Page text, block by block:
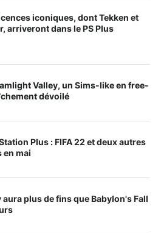
iconiques, dont Tekken et
arriveront dans le PS Plus
Valley, un Sims-like en free-
dévoilé
Plus : FIFA 22 et deux autres
en mai
aura plus de fins que Babylon's Fall